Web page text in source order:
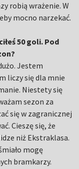
robią wrażenie. W
mocno narzekać.
50 goli. Pod
Jestem
liczy się dla mnie
Niestety się
sezon za
się w zagranicznej
Cieszę się, że
niż Ekstraklasa.
mogę
bramkarzy.